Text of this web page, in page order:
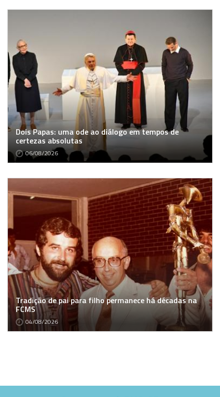
Dois Papas: uma ode ao diálogo em tempos de
certezas absolutas
06/08/2026
Tradição de pai para filho permanece há décadas na
FCMS
04/08/2026